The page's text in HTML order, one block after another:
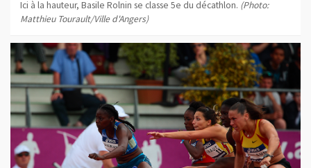
Ici à la hauteur, Basile Rolnin se classe 5e du décathlon. (Photo:
Matthieu Tourault/Ville d'Angers)